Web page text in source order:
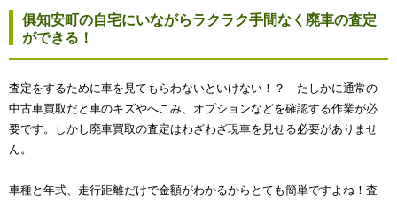
俱知安町の自宅にいながらラクラク手間なく廃車の査定
ができる！
査定をするために車を見てもらわないといけない！？ たしかに通常の
中古車買取だと車のキズやへこみ、オプションなどを確認する作業が必
要です。しかし廃車買取の査定はわざわざ現車を見せる必要がありませ
ん。
車種と年式、走行距離だけで金額がわかるからとても簡単ですよね！査